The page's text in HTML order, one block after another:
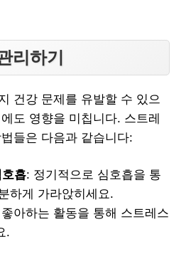
리하기
건강 문제를 유발할 수 있으
도 영향을 미칩니다. 스트레
들은 다음과 같습니다:
흡: 정기적으로 심호흡을 통
하게 가라앉히세요.
아하는 활동을 통해 스트레스
.